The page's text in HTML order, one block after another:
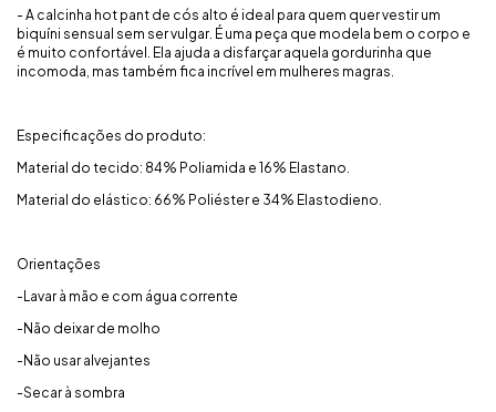
- A calcinha hot pant de cós alto é ideal para quem quer vestir um
biquíni sensual sem ser vulgar. É uma peça que modela bem o corpo e
é muito confortável. Ela ajuda a disfarçar aquela gordurinha que
incomoda, mas também fica incrível em mulheres magras.
Especificações do produto:
Material do tecido: 84% Poliamida e 16% Elastano.
Material do elástico: 66% Poliéster e 34% Elastodieno.
Orientações
-Lavar à mão e com água corrente
-Não deixar de molho
-Não usar alvejantes
-Secar à sombra